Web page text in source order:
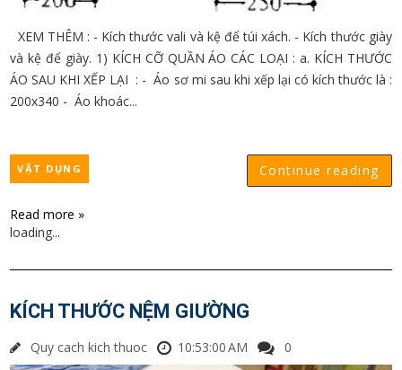
XEM THÊM : - Kích thước vali và kệ để túi xách. - Kích thước giày
và kệ để giày. 1) KÍCH CỠ QUẦN ÁO CÁC LOẠI : a. KÍCH THƯỚC
ÁO SAU KHI XẾP LẠI : - Áo sơ mi sau khi xếp lại có kích thước là :
200x340 - Áo khoác...
Continue reading
VẬT DỤNG
Read more »
loading...
KÍCH THƯỚC NỆM GIƯỜNG
Quy cach kich thuoc 10:53:00 AM 0